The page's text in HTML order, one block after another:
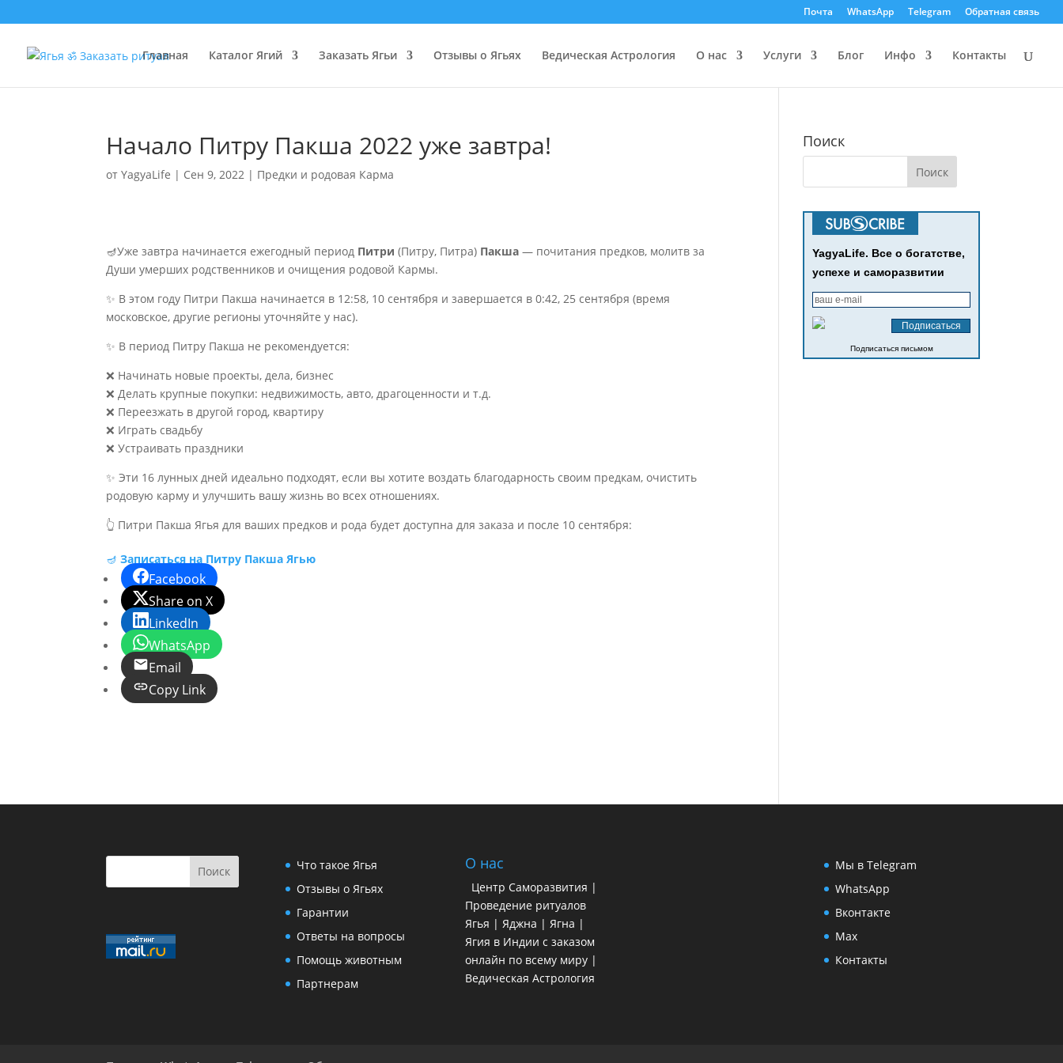
Почта WhatsApp Telegram Обратная связь
Главная Каталог Ягий Заказать Ягьи Отзывы о Ягьях Ведическая Астрология О нас Услуги Блог Инфо Контакты
Начало Питру Пакша 2022 уже завтра!
отYagyaLife | Сен 9, 2022 | Предки и родовая Карма
🪔Уже завтра начинается ежегодный период Питри(Питру, Питра) Пакша — почитания предков, молитв за
Души умерших родственников и очищения родовой Кармы.
✨ В этом году Питри Пакша начинается в 12:58, 10 сентября и завершается в 0:42, 25 сентября (время
московское, другие регионы уточняйте у нас).
✨ В период Питру Пакша не рекомендуется:
❌ Начинать новые проекты, дела, бизнес
❌ Делать крупные покупки: недвижимость, авто, драгоценности и т.д.
❌ Переезжать в другой город, квартиру
❌ Играть свадьбу
❌ Устраивать праздники
✨ Эти 16 лунных дней идеально подходят, если вы хотите воздать благодарность своим предкам, очистить
родовую карму и улучшить вашу жизнь во всех отношениях.
👆 Питри Пакша Ягья для ваших предков и рода будет доступна для заказа и после 10 сентября:
🪔Записаться на Питру Пакша Ягью
Facebook
Share on X
LinkedIn
WhatsApp
Email
Copy Link
Поиск
YagyaLife. Все о богатстве,
успехе и саморазвитии
Подписаться письмом
Что такое Ягья
Отзывы о Ягьях
Гарантии
Ответы на вопросы
Помощь животным
Партнерам
О нас
Центр Саморазвития |
Проведение ритуалов
Ягья | Яджна | Ягна |
Ягия в Индии с заказом
онлайн по всему миру |
Ведическая Астрология
Мы в Telegram
WhatsApp
Вконтакте
Max
Контакты